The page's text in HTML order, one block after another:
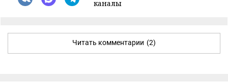
каналы
Читать комментарии (2)